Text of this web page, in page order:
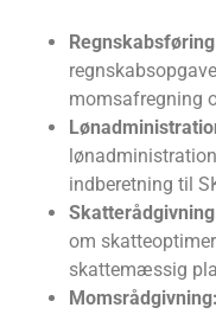
momsafregning
indberetning til
om
skattemæssig
Momsrådgivning: